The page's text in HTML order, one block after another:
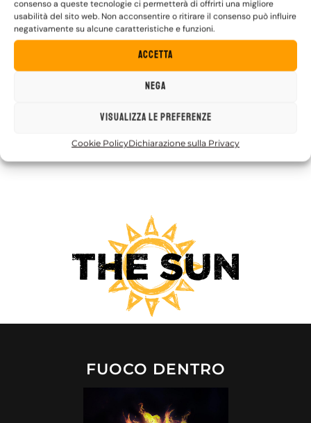
consenso a queste tecnologie ci permetterà di offrirti una migliore
usabilità del sito web. Non acconsentire o ritirare il consenso può influire
negativamente su alcune caratteristiche e funzioni.
Accetta
Nega
Visualizza le preferenze
Cookie PolicyDichiarazione sulla Privacy
Contatti
officinadelsole@thesun.it
https://officinadelsole.thesun.it/capodanno-di-
luce/
FUOCO DENTRO